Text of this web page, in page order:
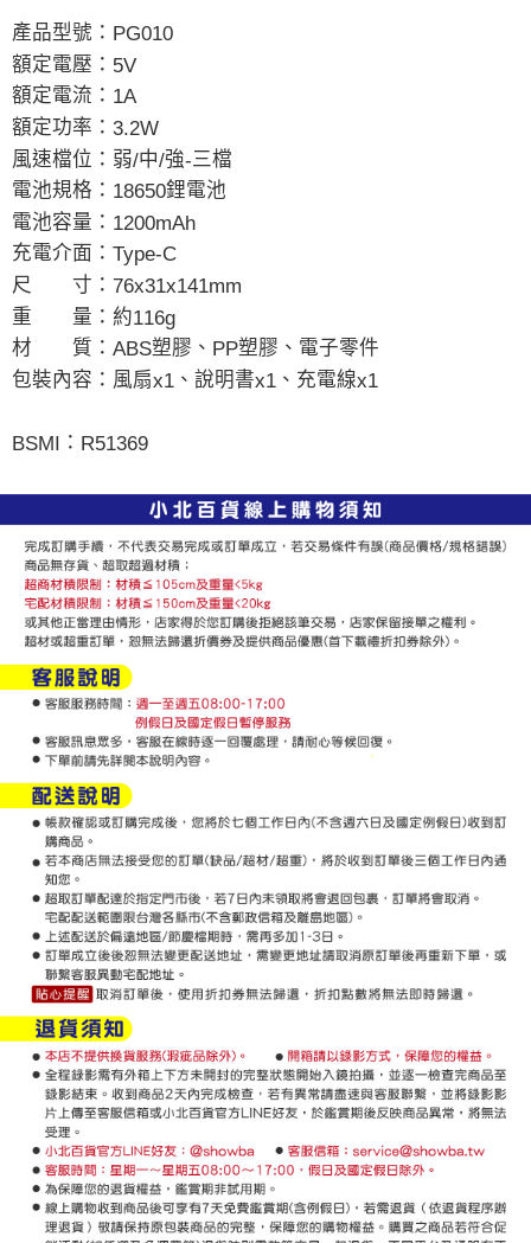
產品型號： PG010
額定電壓： 5V
額定電流： 1A
額定功率： 3.2W
風速檔位：弱/中/強-三檔
電池規格： 18650鋰電池
電池容量： 1200mAh
充電介面： Type-C
尺 寸： 76x31x141mm
重 量：約116g
材 質： ABS塑膠、 PP塑膠、電子零件
包裝內容：風扇x1 、說明書x1 、充電線x1
BSMI ： R51369